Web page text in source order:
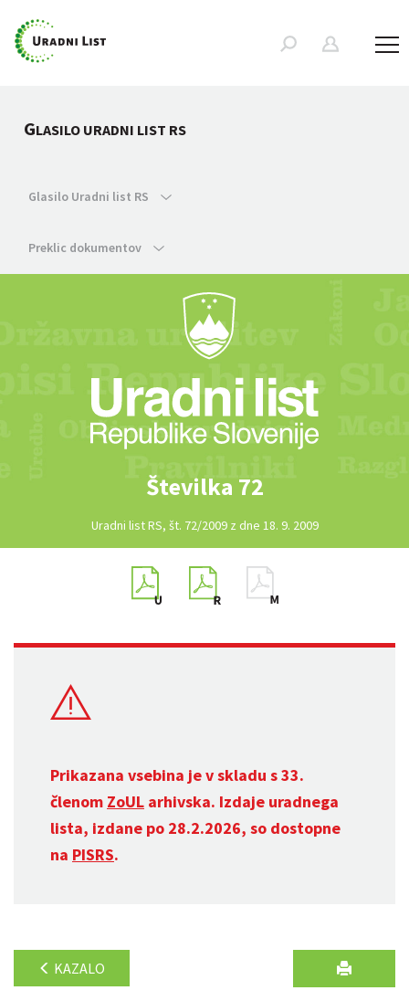
GLASILO URADNI LIST RS
Glasilo Uradni list RS
Preklic dokumentov
Številka 72
Uradni list RS, št. 72/2009 z dne 18. 9. 2009
Prikazana vsebina je v skladu s 33.
členom ZoUL arhivska. Izdaje uradnega
lista, izdane po 28.2.2026, so dostopne
na PISRS.
KAZALO